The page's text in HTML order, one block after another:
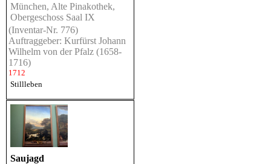
München, Alte Pinakothek,
Obergeschoss Saal IX
(Inventar-Nr. 776)
Auftraggeber: Kurfürst Johann
Wilhelm von der Pfalz (1658-
1716)
1712
Stillleben
Saujagd